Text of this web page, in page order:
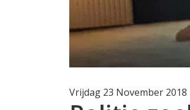
Vrijdag 23 November 2018